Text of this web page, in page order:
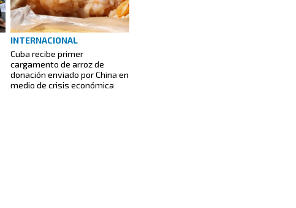
INTERNACIONAL
Cuba recibe primer
cargamento de arroz de
donación enviado por China en
medio de crisis económica